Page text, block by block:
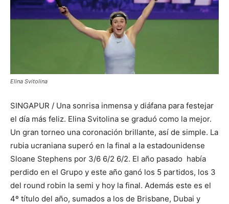
Elina Svitolina
SINGAPUR / Una sonrisa inmensa y diáfana para festejar
el día más feliz. Elina Svitolina se graduó como la mejor.
Un gran torneo una coronación brillante, así de simple. La
rubia ucraniana superó en la final a la estadounidense
Sloane Stephens por 3/6 6/2 6/2. El año pasado había
perdido en el Grupo y este año ganó los 5 partidos, los 3
del round robin la semi y hoy la final. Además este es el
4º título del año, sumados a los de Brisbane, Dubai y